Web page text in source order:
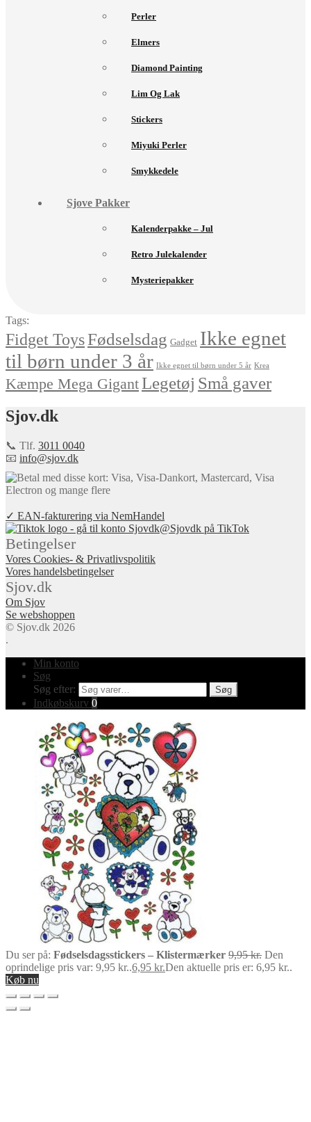
Perler
Elmers
Diamond Painting
Lim Og Lak
Stickers
Miyuki Perler
Smykkedele
Sjove Pakker
Kalenderpakke – Jul
Retro Julekalender
Mysteriepakker
Tags:
Fidget ToysFødselsdag Gadget Ikke egnet
til børn under 3 år Ikke egnet til børn under 5 år Krea
Kæmpe Mega GigantLegetøj Små gaver
Sjov.dk
📞 Tlf. 3011 0040
📧 info@sjov.dk
✓ EAN-fakturering via NemHandel
@Sjovdk på TikTok
Betingelser
Vores Cookies- & Privatlivspolitik
Vores handelsbetingelser
Sjov.dk
Om Sjov
Se webshoppen
© Sjov.dk 2026
.
Min konto
Søg
Søg efter:
Søg
Indkøbskurv 0
Du ser på: Fødselsdagsstickers – Klistermærker 9,95kr. Den
oprindelige pris var: 9,95 kr..6,95 kr.Den aktuelle pris er: 6,95 kr..
Køb nu